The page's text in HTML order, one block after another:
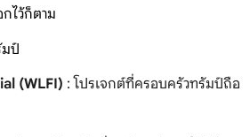
ไว้ก็ตาม
มป์
(WLFI) : โปรเจกต์ที่ครอบครัวทรัมป์ถือ